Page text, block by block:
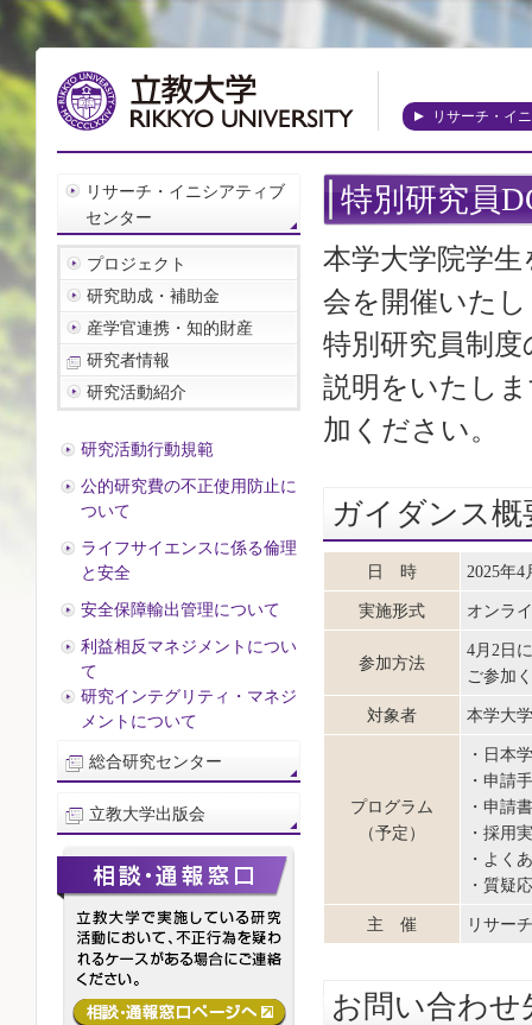
リサーチ・イ
特別研究員
本学大学院学
会を開催いた
特別研究員制
説明をいたし
加ください。
ガイダンス概
日 時 2025年4
実施形式 オンラ
参加方法
4月2日
ご参加
対象者 本学大
プログラム
（予定）
・日本
・申請
・申請
・採用
・よく
・質疑
主 催 リサー
お問い合わせ
リサーチ・イニシアティブ
センター
プロジェクト
研究助成・補助金
産学官連携・知的財産
研究者情報
研究活動紹介
研究活動行動規範
公的研究費の不正使用防止に
ついて
ライフサイエンスに係る倫理
と安全
安全保障輸出管理について
利益相反マネジメントについ
て
研究インテグリティ・マネジ
メントについて
総合研究センター
立教大学出版会